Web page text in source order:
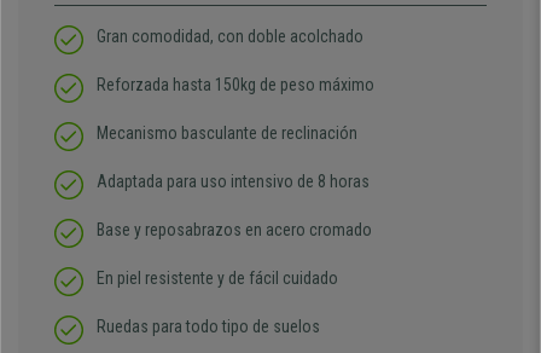
Gran comodidad, con doble acolchado
Reforzada hasta 150kg de peso máximo
Mecanismo basculante de reclinación
Adaptada para uso intensivo de 8 horas
Base y reposabrazos en acero cromado
En piel resistente y de fácil cuidado
Ruedas para todo tipo de suelos